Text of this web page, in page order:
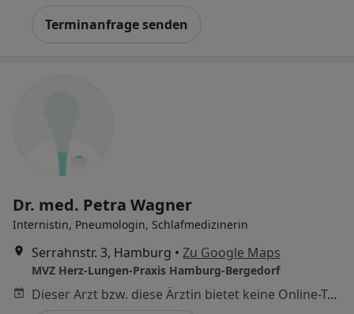
Terminanfrage senden
Dr. med. Petra Wagner
Internistin, Pneumologin, Schlafmedizinerin
Serrahnstr. 3, Hamburg • Zu Google Maps
MVZ Herz-Lungen-Praxis Hamburg-Bergedorf
Dieser Arzt bzw. diese Ärztin bietet keine Online-Terminbuchung an diesem Standort an.